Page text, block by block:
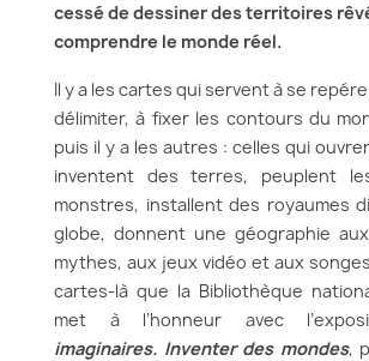
cessé de dessiner des territoires
comprendre le monde réel.
Il y a les cartes qui servent à se
délimiter, à fixer les contours du
puis il y a les autres : celles qui
inventent des terres, peuplent
monstres, installent des royaumes
globe, donnent une géographie
mythes, aux jeux vidéo et aux
cartes-là que la Bibliothèque
met à l’honneur avec
imaginaires. Inventer des mondes,